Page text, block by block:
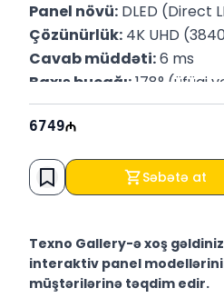
Panel növü: DLED (Direct
Çözünürlük: 4K UHD
Cavab müddəti: 6 ms
Baxış bucağı: 178° (üfüqi
Səsləndirmə: 2x20W +
Çəkisi:
6749
Səbətə at
Texno Gallery-ə xoş
interaktiv panel
müştərilərinə təqdim edir.